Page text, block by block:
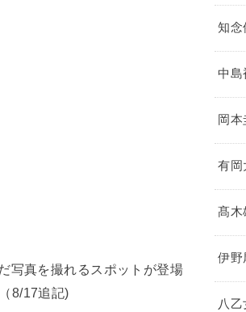
写真を撮れるスポットが登場
8/17追記)
知念
中島
岡本
有岡
髙木
伊野
八乙